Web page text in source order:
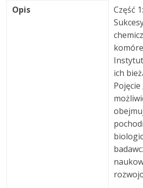
Opis
Część
ich